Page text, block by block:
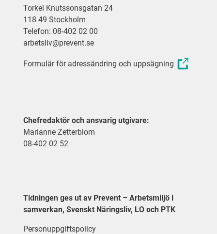
Torkel Knutssonsgatan 24
118 49 Stockholm
Telefon: 08-402 02 00
arbetsliv@prevent.se
Formulär för adressändring och uppsägning
Chefredaktör och ansvarig utgivare:
Marianne Zetterblom
08-402 02 52
Tidningen ges ut av Prevent – Arbetsmiljö i
samverkan, Svenskt Näringsliv, LO och PTK
Personuppgiftspolicy